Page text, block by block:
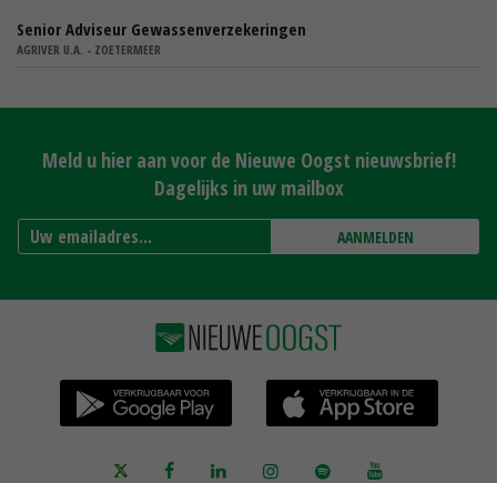
Senior Adviseur Gewassenverzekeringen
AGRIVER U.A. - ZOETERMEER
Meld u hier aan voor de Nieuwe Oogst nieuwsbrief!
Dagelijks in uw mailbox
AANMELDEN